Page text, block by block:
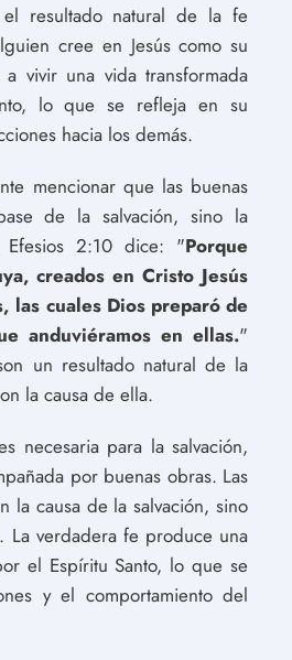
resultado natural de la fe
cree en Jesús como su
a vivir una vida transformada
lo que se refleja en su
hacia los demás.
mencionar que las buenas
de la salvación, sino la
2:10 dice: "Porque
creados en Cristo Jesús
las cuales Dios preparó de
anduviéramos en ellas."
un resultado natural de la
la causa de ella.
necesaria para la salvación,
por buenas obras. Las
la causa de la salvación, sino
La verdadera fe produce una
el Espíritu Santo, lo que se
y el comportamiento del